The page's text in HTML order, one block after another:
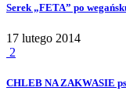
Serek „FETA” po
17 lutego 2014
2
CHLEB NA ZAKWASIE